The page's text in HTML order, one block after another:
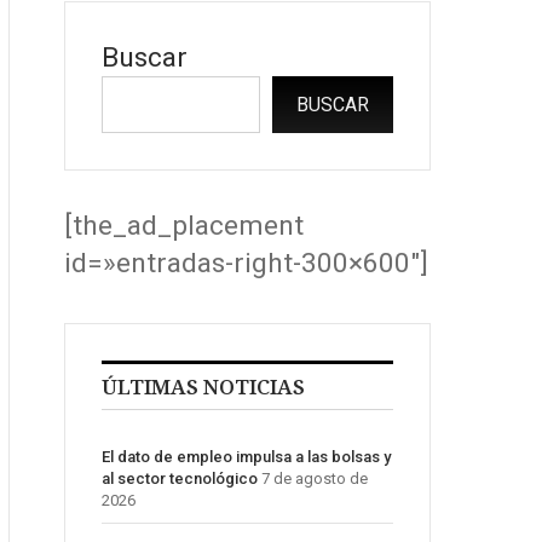
Buscar
BUSCAR
[the_ad_placement
id=»entradas-right-300×600″]
ÚLTIMAS NOTICIAS
El dato de empleo impulsa a las bolsas y
al sector tecnológico 7 de agosto de
2026